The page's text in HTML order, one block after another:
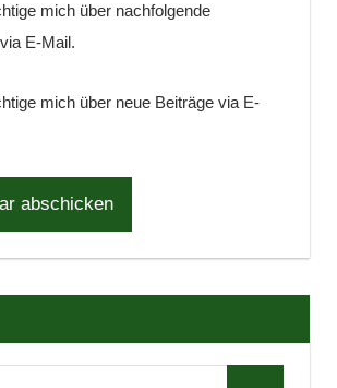
mich über nachfolgende
E-Mail.
mich über neue Beiträge via E-